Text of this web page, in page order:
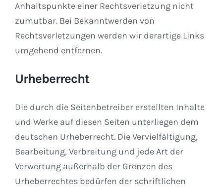
Anhaltspunkte einer Rechtsverletzung nicht
zumutbar. Bei Bekanntwerden von
Rechtsverletzungen werden wir derartige Links
umgehend entfernen.
Urheberrecht
Die durch die Seitenbetreiber erstellten Inhalte
und Werke auf diesen Seiten unterliegen dem
deutschen Urheberrecht. Die Vervielfältigung,
Bearbeitung, Verbreitung und jede Art der
Verwertung außerhalb der Grenzen des
Urheberrechtes bedürfen der schriftlichen